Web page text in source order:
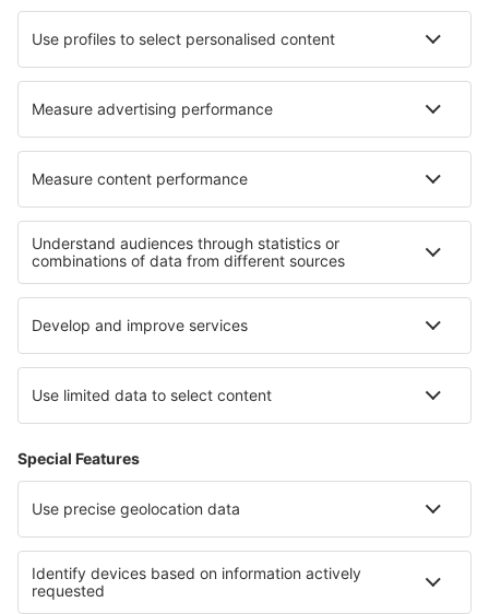
Unterkunft in Flühli Unterkunft in Bonnières-sur-Seine
Unterkunft in San Antonio Bay
Unterkunft in Costa del Maresme
Unterkunft auf den Ionischen Inseln Unterkunft in Bukowina
Unterkunft in Kapstadt Unterkunft am Neusiedlersee
Unterkunft in Cundinamarca